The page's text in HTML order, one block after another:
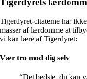
Tigerdyrets
Tigerdyret-citaterne har
masser af lærdomme at
vi kan lære af Tigerdyret:
Vær tro mod dig selv
“Det bedste, du kan